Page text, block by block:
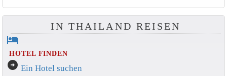
IN THAILAND REISEN
hotel
HOTEL FINDEN
arrow_circle_right Ein Hotel suchen